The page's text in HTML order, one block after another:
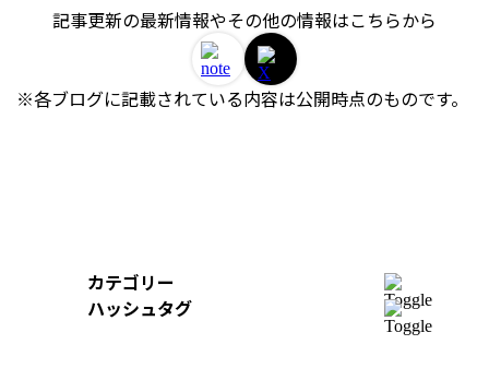
記事更新の最新情報やその他の情報はこちらから
※各ブログに記載されている内容は公開時点のものです。
カテゴリー
開発
ハッシュタグ